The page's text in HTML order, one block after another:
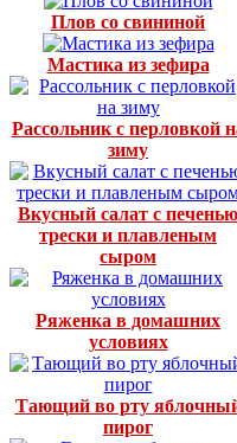
Плов со свининой
Мастика из зефира
Рассольник с перловкой
зиму
Вкусный салат с печенью
трески и плавленым
сыром
Ряженка в домашних
условиях
Тающий во рту
пирог